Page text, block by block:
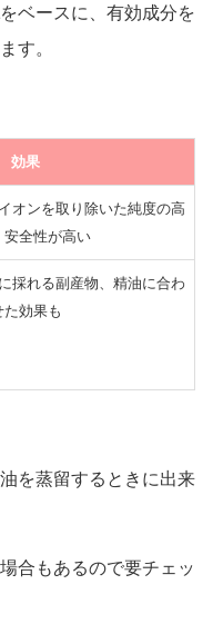
をベースに、有効成分を
す。
効果
オンを取り除いた純度の高
安全性が高い
採れる副産物、精油に合わ
た効果も
を蒸留するときに出来
合もあるので要チェッ